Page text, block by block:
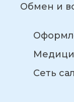
Обмен и
Сеть